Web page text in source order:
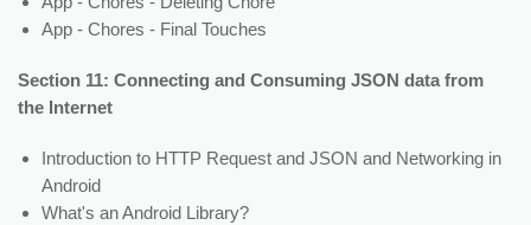
App - Chores - Final Touches
Section 11: Connecting and Consuming JSON data from
the Internet
Introduction to HTTP Request and JSON and Networking in
Android
What's an Android Library?